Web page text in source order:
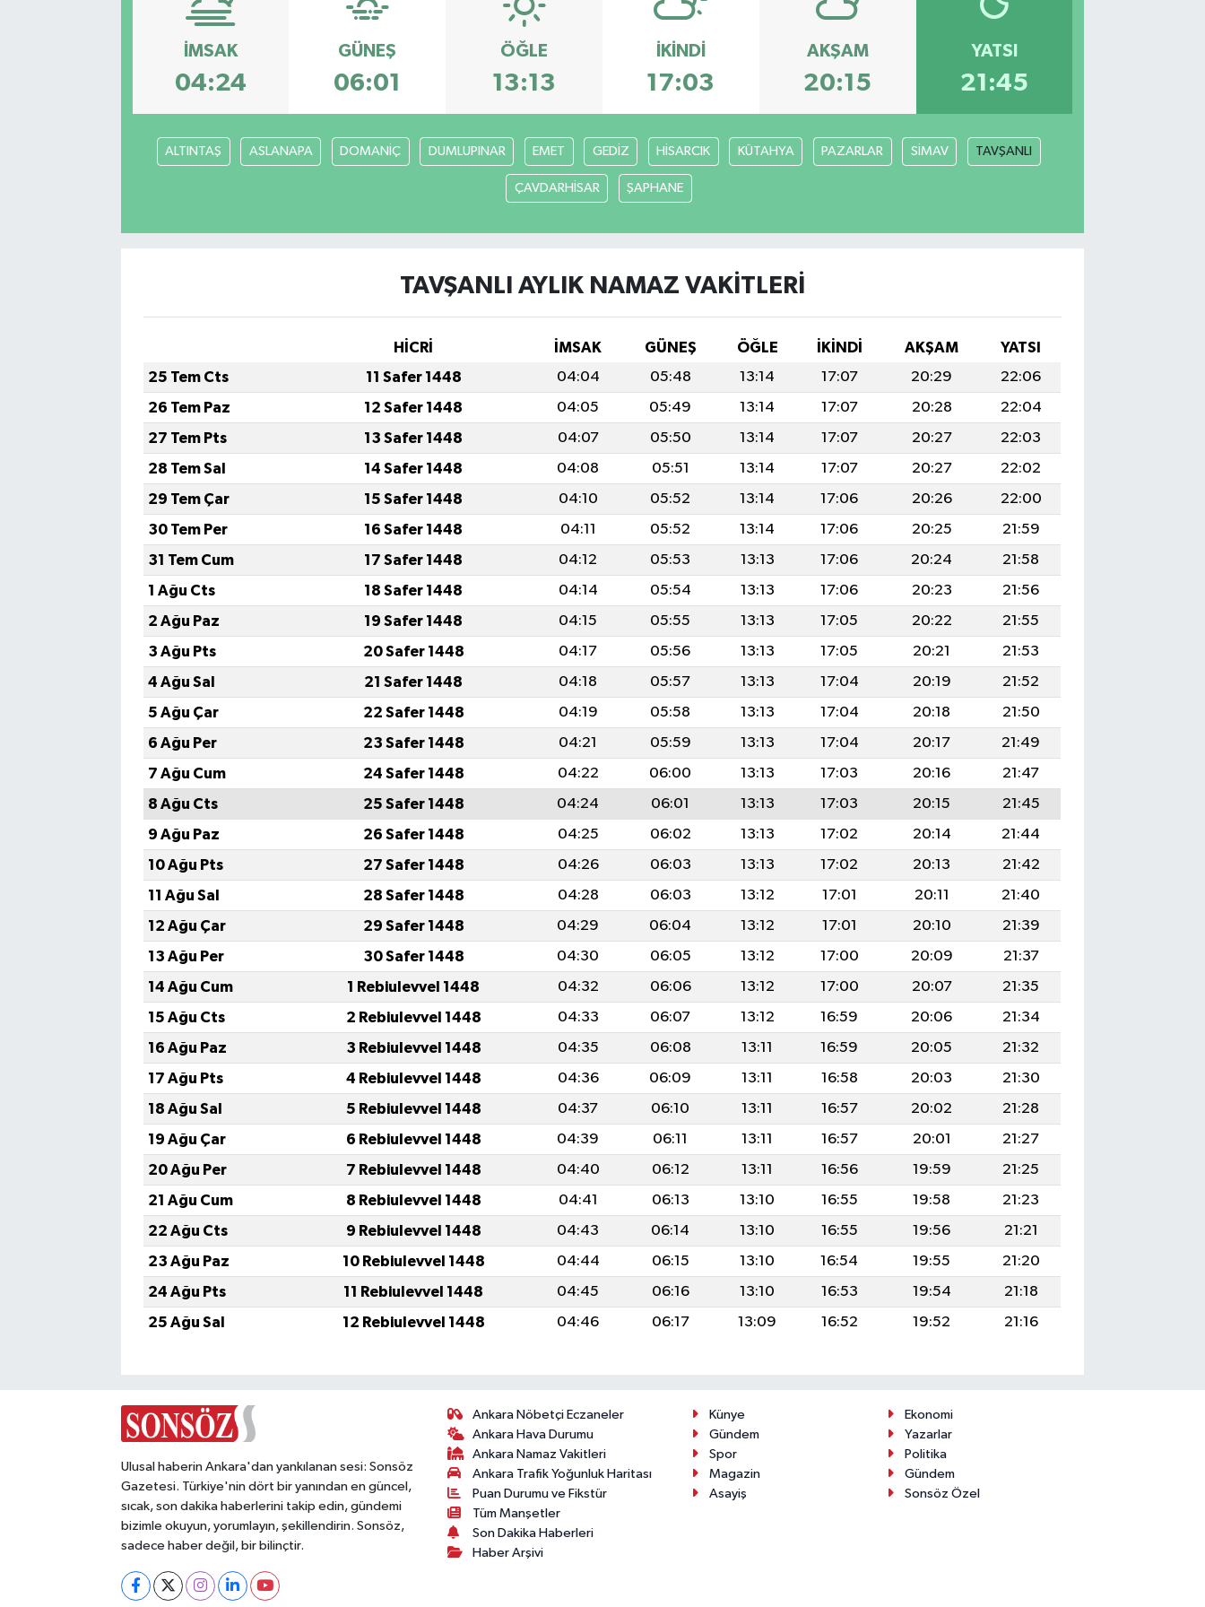
İMSAK
04:24
GÜNEŞ
06:01
ÖĞLE
13:13
İKINDI
17:03
AKŞAM
20:15
YATSI
21:45
ALTINTAŞ ASLANAPA DOMANİÇ DUMLUPINAR EMET GEDİZ HİSARCIK KÜTAHYA PAZARLAR SİMAV TAVŞANLI
ÇAVDARHİSAR ŞAPHANE
TAVŞANLI AYLIK NAMAZ VAKITLERI
HİCRİ İMSAK GÜNEŞ ÖĞLE İKINDI AKŞAM
YATSI
25 Tem Cts
11 Safer 1448 04:04 05:48 13:14 17:07 20:29
22:06
26 Tem Paz
12 Safer 1448 04:05 05:49 13:14 17:07 20:28
22:04
27 Tem Pts
13 Safer 1448 04:07 05:50 13:14 17:07 20:27
22:03
28 Tem Sal
14 Safer 1448 04:08 05:51 13:14 17:07 20:27
22:02
29 Tem Çar
15 Safer 1448 04:10 05:52 13:14 17:06 20:26
22:00
30 Tem Per
16 Safer 1448 04:11 05:52 13:14 17:06 20:25
21:59
31 Tem Cum
17 Safer 1448 04:12 05:53 13:13 17:06 20:24
21:58
1 Ağu Cts
18 Safer 1448 04:14 05:54 13:13 17:06 20:23
21:56
2 Ağu Paz
19 Safer 1448 04:15 05:55 13:13 17:05 20:22
21:55
3 Ağu Pts
20 Safer 1448 04:17 05:56 13:13 17:05 20:21
21:53
4 Ağu Sal
21 Safer 1448 04:18 05:57 13:13 17:04 20:19
21:52
5 Ağu Çar
22 Safer 1448 04:19 05:58 13:13 17:04 20:18
21:50
6 Ağu Per
23 Safer 1448 04:21 05:59 13:13 17:04 20:17
21:49
7 Ağu Cum
24 Safer 1448 04:22 06:00 13:13 17:03 20:16
21:47
8 Ağu Cts
25 Safer 1448 04:24 06:01 13:13 17:03 20:15
21:45
9 Ağu Paz
26 Safer 1448 04:25 06:02 13:13 17:02 20:14
21:44
10 Ağu Pts
27 Safer 1448 04:26 06:03 13:13 17:02 20:13
21:42
11 Ağu Sal
28 Safer 1448 04:28 06:03 13:12 17:01 20:11
21:40
12 Ağu Çar
29 Safer 1448 04:29 06:04 13:12 17:01 20:10
21:39
13 Ağu Per
30 Safer 1448 04:30 06:05 13:12 17:00 20:09
21:37
14 Ağu Cum
1 Rebiulevvel 1448 04:32 06:06 13:12 17:00 20:07
21:35
15 Ağu Cts
2 Rebiulevvel 1448 04:33 06:07 13:12 16:59 20:06
21:34
16 Ağu Paz
3 Rebiulevvel 1448 04:35 06:08 13:11 16:59 20:05
21:32
17 Ağu Pts
4 Rebiulevvel 1448 04:36 06:09 13:11 16:58 20:03
21:30
18 Ağu Sal
5 Rebiulevvel 1448 04:37 06:10 13:11 16:57 20:02
21:28
19 Ağu Çar
6 Rebiulevvel 1448 04:39 06:11 13:11 16:57 20:01
21:27
20 Ağu Per
7 Rebiulevvel 1448 04:40 06:12 13:11 16:56 19:59
21:25
21 Ağu Cum
8 Rebiulevvel 1448 04:41 06:13 13:10 16:55 19:58
21:23
22 Ağu Cts
9 Rebiulevvel 1448 04:43 06:14 13:10 16:55 19:56
21:21
23 Ağu Paz
10 Rebiulevvel 1448 04:44 06:15 13:10 16:54 19:55
21:20
24 Ağu Pts
11 Rebiulevvel 1448 04:45 06:16 13:10 16:53 19:54
21:18
25 Ağu Sal
12 Rebiulevvel 1448 04:46 06:17 13:09 16:52 19:52 21:16
Ulusal haberin Ankara'dan yankılanan sesi: Sonsöz
Gazetesi. Türkiye'nin dört bir yanından en güncel,
sıcak, son dakika haberlerini takip edin, gündemi
bizimle okuyun, yorumlayın, şekillendirin. Sonsöz,
sadece haber değil, bir bilinçtir.
Ankara Nöbetçi Eczaneler
Ankara Hava Durumu
Ankara Namaz Vakitleri
Ankara Trafik Yoğunluk Haritası
Puan Durumu ve Fikstür
Tüm Manşetler
Son Dakika Haberleri
Haber Arşivi
Künye
Ekonomi
Gündem
Yazarlar
Spor
Politika
Magazin
Gündem
Asayiş
Sonsöz Özel
Kültür & Sanat